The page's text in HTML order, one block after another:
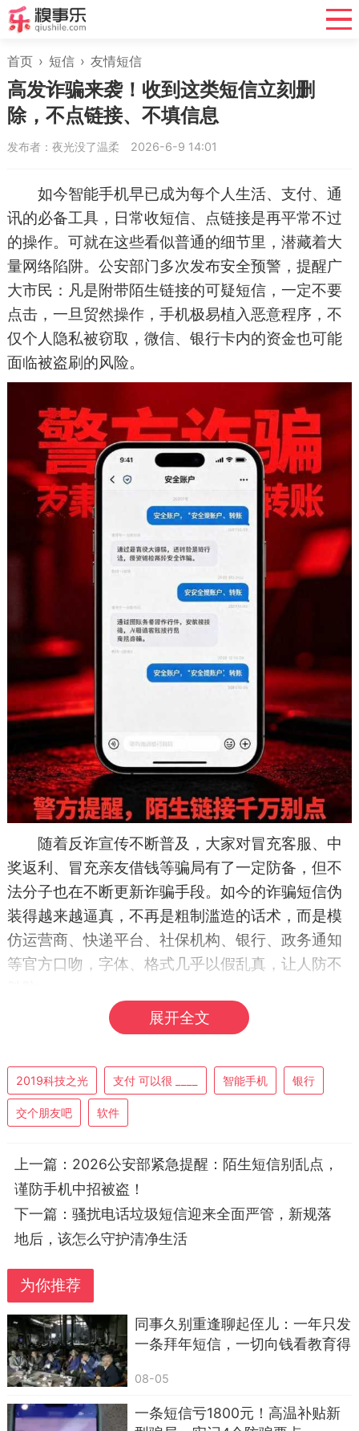
首页 › 短信 › 友情短信
高发诈骗来袭！收到这类短信立刻删
除，不点链接、不填信息
发布者：夜光没了温柔 2026-6-9 14:01
如今智能手机早已成为每个人生活、支付、通
讯的必备工具，日常收短信、点链接是再平常不过
的操作。可就在这些看似普通的细节里，潜藏着大
量网络陷阱。公安部门多次发布安全预警，提醒广
大市民：凡是附带陌生链接的可疑短信，一定不要
点击，一旦贸然操作，手机极易植入恶意程序，不
仅个人隐私被窃取，微信、银行卡内的资金也可能
面临被盗刷的风险。
随着反诈宣传不断普及，大家对冒充客服、中
奖返利、冒充亲友借钱等骗局有了一定防备，但不
法分子也在不断更新诈骗手段。如今的诈骗短信伪
装得越来越逼真，不再是粗制滥造的话术，而是模
仿运营商、快递平台、社保机构、银行、政务通知
等官方口吻，字体、格式几乎以假乱真，让人防不
这类诈骗短信有明显共性：内容多以快递异
证件到期为由，末尾附着一条简短网址链接，诱导
用户点击查看详情、填写个人信息。很多人看到“快
递问题”“账户异常”就心生紧张，下意识点开链接，
只要点击陌生链接，页面会自动跳转，悄悄在
手机后台下载木马病毒。病毒植入后，会静默运
行，偷偷读取手机里的通讯录、短信、相册、支付
账号、登录密码等全部隐私数据。不法分子拿到信
息后，轻则推送垃圾广告、恶意弹窗，重则直接登
录支付账户转走资金，还会利用通讯录向家人、朋
友发送诈骗信息，造成连环受害。
展开全文
2019科技之光 支付 可以很 ____ 智能手机 银行
交个朋友吧 软件
上一篇： 2026公安部紧急提醒：陌生短信别乱点，
谨防手机中招被盗！
下一篇： 骚扰电话垃圾短信迎来全面严管，新规落
地后，该怎么守护清净生活
为你推荐
同事久别重逢聊起侄儿：一年只发
一条拜年短信，一切向钱看教育得
08-05
一条短信亏1800元！高温补贴新